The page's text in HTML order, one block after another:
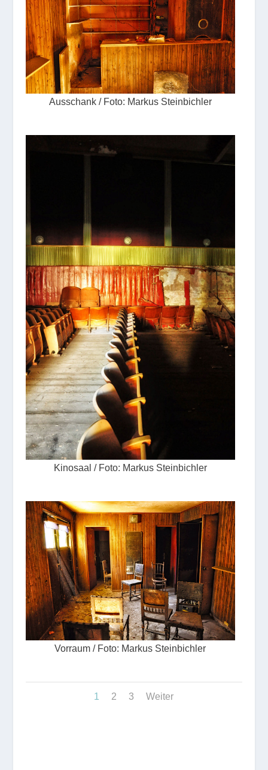
Ausschank / Foto: Markus Steinbichler
Kinosaal / Foto: Markus Steinbichler
Vorraum / Foto: Markus Steinbichler
1 2 3 Weiter